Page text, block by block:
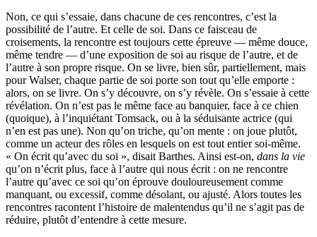
Non, ce qui s’essaie, dans chacune de ces rencontres, c’est la
possibilité de l’autre. Et celle de soi. Dans ce faisceau de
croisements, la rencontre est toujours cette épreuve — même douce,
même tendre — d’une exposition de soi au risque de l’autre, et de
l’autre à son propre risque. On se livre, bien sûr, partiellement, mais
pour Walser, chaque partie de soi porte son tout qu’elle emporte :
alors, on se livre. On s’y découvre, on s’y révèle. On s’essaie à cette
révélation. On n’est pas le même face au banquier, face à ce chien
(quoique), à l’inquiétant Tomsack, ou à la séduisante actrice (qui
n’en est pas une). Non qu’on triche, qu’on mente : on joue plutôt,
comme un acteur des rôles en lesquels on est tout entier soi-même.
« On écrit qu’avec du soi », disait Barthes. Ainsi est-on, dans la vie
qu’on n’écrit plus, face à l’autre qui nous écrit : on ne rencontre
l’autre qu’avec ce soi qu’on éprouve douloureusement comme
manquant, ou excessif, comme désolant, ou ajusté. Alors toutes les
rencontres racontent l’histoire de malentendus qu’il ne s’agit pas de
réduire, plutôt d’entendre à cette mesure.